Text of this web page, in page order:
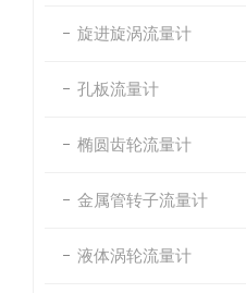
旋进旋涡流量计
孔板流量计
椭圆齿轮流量计
金属管转子流量计
液体涡轮流量计